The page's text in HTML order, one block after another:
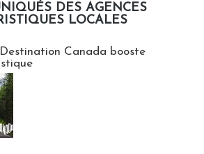
DES AGENCES
LOCALES
Canada booste